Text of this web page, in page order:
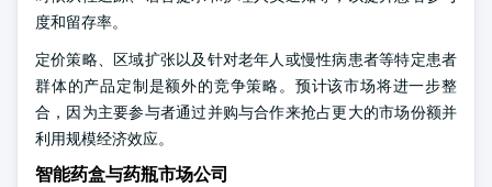
度和留存率。
定价策略、区域扩张以及针对老年人或慢性病患者等特定患者
群体的产品定制是额外的竞争策略。预计该市场将进一步整
合，因为主要参与者通过并购与合作来抢占更大的市场份额并
利用规模经济效应。
智能药盒与药瓶市场公司